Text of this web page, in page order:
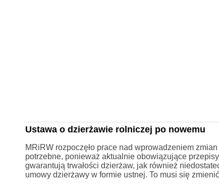
Ustawa o dzierżawie rolniczej po nowemu
MRiRW rozpoczęło prace nad wprowadzeniem
potrzebne, ponieważ aktualnie obowiązujące
gwarantują trwałości dzierżaw, jak również
umowy dzierżawy w formie ustnej. To musi się